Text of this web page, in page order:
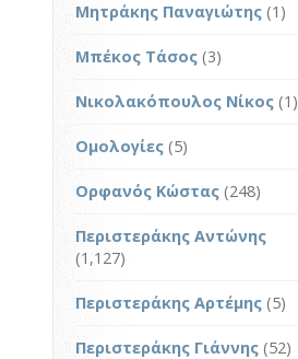
Μητράκης Παναγιώτης (1)
Μπέκος Τάσος (3)
Νικολακόπουλος Νίκος (1)
Ομολογίες (5)
Ορφανός Κώστας (248)
Περιστεράκης Αντώνης
(1,127)
Περιστεράκης Αρτέμης (5)
Περιστεράκης Γιάννης (52)